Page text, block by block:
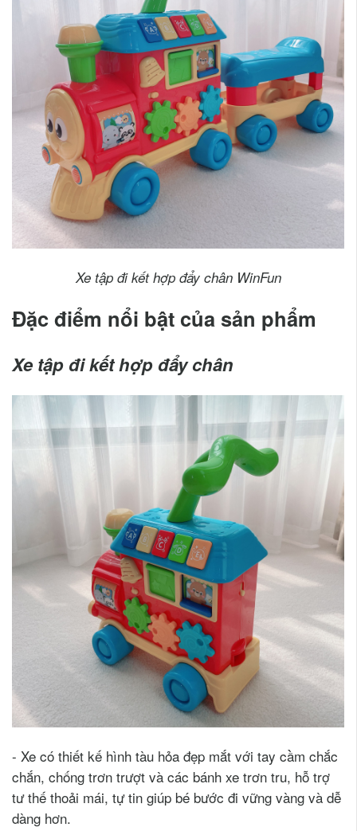
Xe tập đi kết hợp đẩy chân WinFun
Đặc điểm nổi bật của sản phẩm
Xe tập đi kết hợp đẩy chân
- Xe có thiết kế hình tàu hỏa đẹp mắt với tay cầm chắc
chắn, chống trơn trượt và các bánh xe trơn tru, hỗ trợ
tư thế thoải mái, tự tin giúp bé bước đi vững vàng và dễ
dàng hơn.